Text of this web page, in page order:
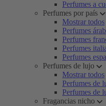
Perfumes a
Perfumes por país
Mostrar todos
Perfumes
Perfumes
Perfumes
Perfumes
Perfumes de lujo
Mostrar todos
Perfumes de
Perfumes de
Fragancias nicho